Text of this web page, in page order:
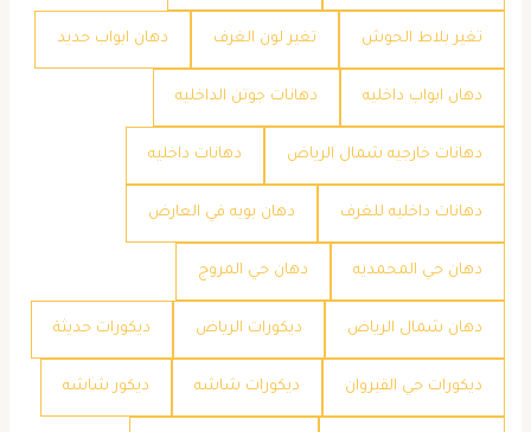
تغير بلاط الحوش تغير لون الغرف دهان ابواب حديد
دهان ابواب داخليه دهانات جوتن الداخليه
دهانات خارجيه شمال الرياض دهانات داخليه
دهانات داخليه للغرف دهان بويه في العارض
دهان حي المحمديه دهان حي المروج
دهان شمال الرياض ديكورات الرياض ديكورات حديثة
ديكورات حي القيروان ديكورات شاشه ديكور شاشه